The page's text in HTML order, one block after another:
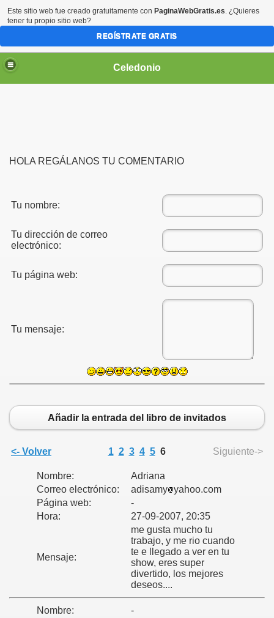
Celedonio
HOLA REGÁLANOS TU COMENTARIO
Tu nombre:
Tu dirección de correo
electrónico:
Tu página web:
Tu mensaje:
Añadir la entrada del libro de invitados
<- Volver 1 2 3 4 5 6 Siguiente->
Nombre:
Adriana
Correo electrónico:
adisamy yahoo.com
Página web:
-
Hora:
27-09-2007, 20:35
Mensaje:
me gusta mucho tu
trabajo, y me rio cuando
te e llegado a ver en tu
show, eres super
divertido, los mejores
deseos....
Nombre:
-
Este sitio web fue creado gratuitamente con PaginaWebGratis.es. ¿Quieres
tener tu propio sitio web?
REGÍSTRATE GRATIS